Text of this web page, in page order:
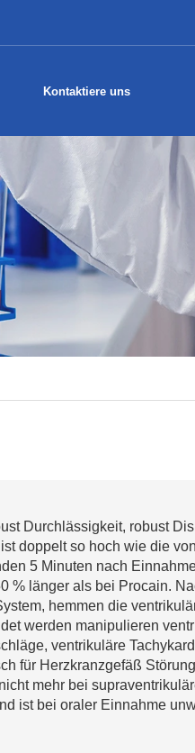
Kontaktiere uns
Durchlässigkeit, robust
doppelt so hoch wie die
5 Minuten nach
% länger als bei Procain.
hemmen die
werden manipulieren
ventrikuläre
für Herzkranzgefäß
mehr bei
ist bei oraler Einnahme